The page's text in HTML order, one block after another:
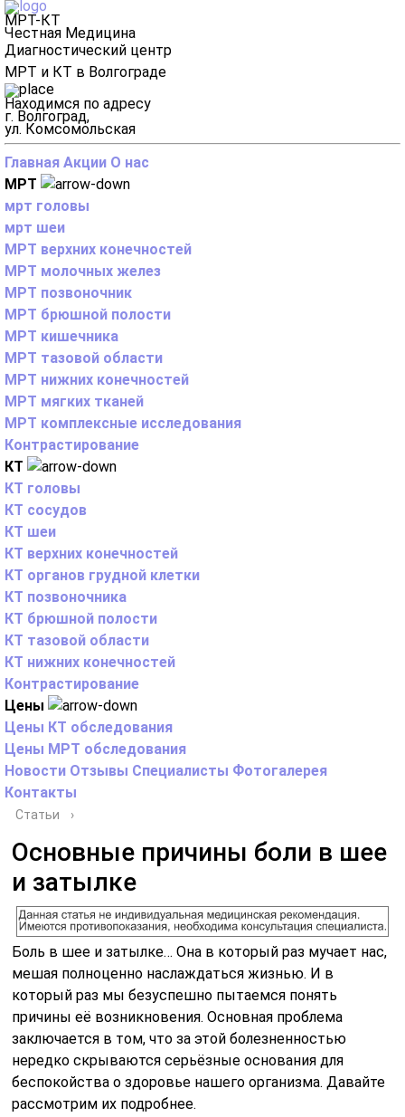
МРТ-КТ
Честная Медицина
Диагностический центр
МРТ и КТ в Волгограде
Находимся по адресу
г. Волгоград,
ул. Комсомольская
Главная Акции О нас
МРТ
мрт головы
мрт шеи
МРТ верхних конечностей
МРТ молочных желез
МРТ позвоночник
МРТ брюшной полости
МРТ кишечника
МРТ тазовой области
МРТ нижних конечностей
МРТ мягких тканей
МРТ комплексные исследования
Контрастирование
КТ
КТ головы
КТ сосудов
КТ шеи
КТ верхних конечностей
КТ органов грудной клетки
КТ позвоночника
КТ брюшной полости
КТ тазовой области
КТ нижних конечностей
Контрастирование
Цены
Цены КТ обследования
Цены МРТ обследования
Новости Отзывы Специалисты Фотогалерея
Контакты
Статьи ›
Основные причины боли в шее
и затылке
Боль в шее и затылке… Она в который раз мучает нас,
мешая полноценно наслаждаться жизнью. И в
который раз мы безуспешно пытаемся понять
причины её возникновения. Основная проблема
заключается в том, что за этой болезненностью
нередко скрываются серьёзные основания для
беспокойства о здоровье нашего организма. Давайте
рассмотрим их подробнее.